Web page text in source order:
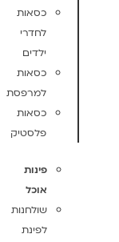
כסאות
לחדרי
ילדים
כסאות
למרפסת
כסאות
פלסטיק
פינות
אוכל
שולחנות
לפינת